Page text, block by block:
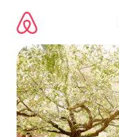
directement
contenu